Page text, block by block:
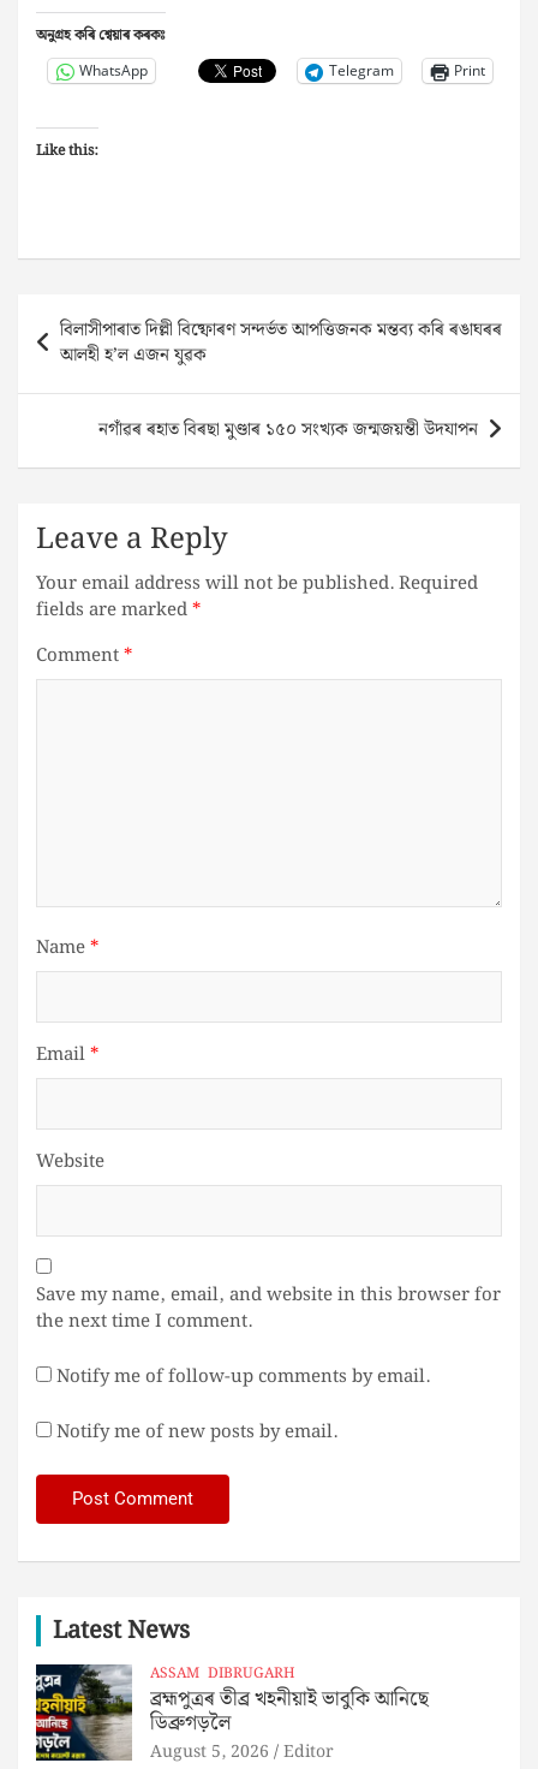
অনুগ্ৰহ কৰি শ্বেয়াৰ কৰকঃ
WhatsApp Telegram Print
Like this:
Post
navigation
বিলাসীপাৰাত দিল্লী বিষ্ফোৰণ সন্দৰ্ভত আপত্তিজনক মন্তব্য কৰি ৰঙাঘৰৰ
আলহী হ’ল এজন যুৱক
নগাঁৱৰ ৰহাত বিৰছা মুণ্ডাৰ ১৫০ সংখ্যক জন্মজয়ন্তী উদযাপন
Leave a Reply
Your email address will not be published.Required
fields are marked*
Comment*
Name*
Email*
Website
Save my name, email, and website in this browser for
the next time I comment.
Notify me of follow-up comments by email.
Notify me of new posts by email.
Latest News
ASSAM DIBRUGARH
ব্ৰহ্মপুত্ৰৰ তীব্ৰ খহনীয়াই ভাবুকি আনিছে
ডিব্ৰুগড়লৈ
August 5, 2026 Editor